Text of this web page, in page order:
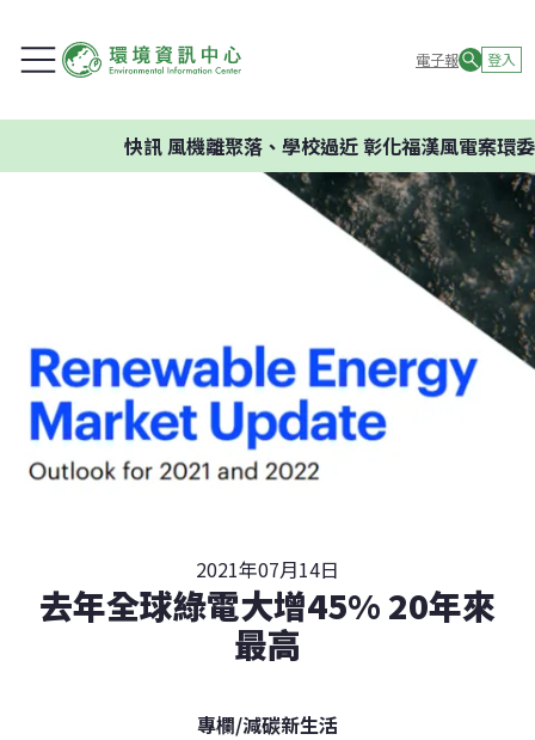
電子報 登入
風機離聚落、學校過近 彰化福漢風電案環委建議
2021年07月14日
去年全球綠電大增45% 20年來
最高
專欄/減碳新生活